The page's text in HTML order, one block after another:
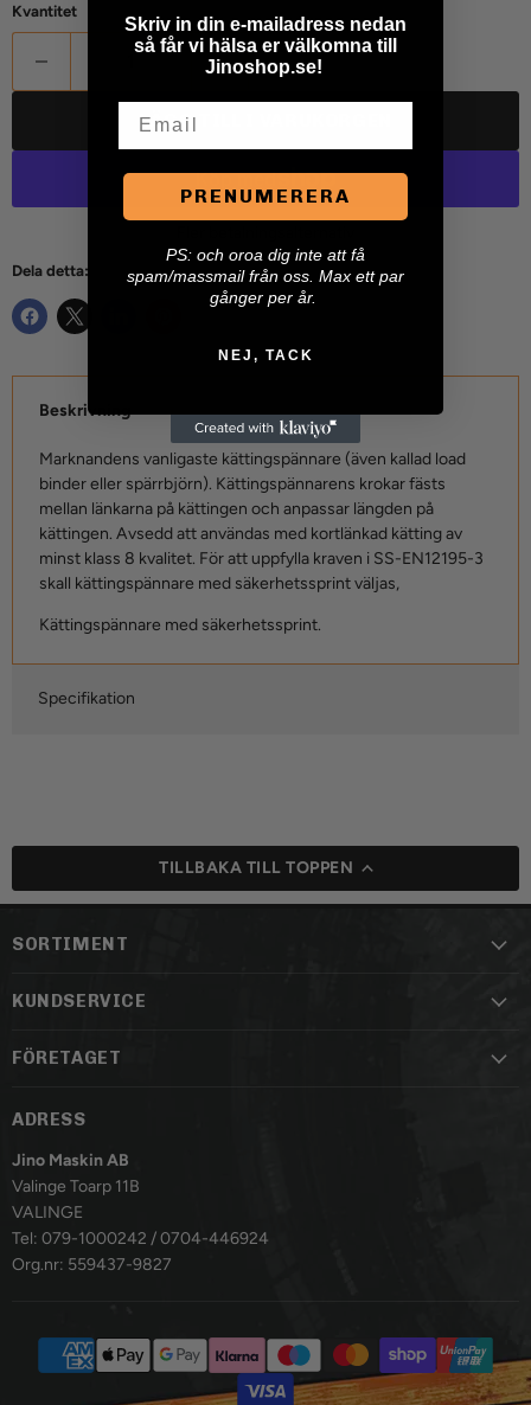
Kvantitet
LÄGG TILL I VARUKORGEN
Dela detta:
Beskrivning
Marknandens vanligaste kättingspännare (även kallad load
binder eller spärrbjörn). Kättingspännarens krokar fästs
mellan länkarna på kättingen och anpassar längden på
kättingen. Avsedd att användas med kortlänkad kätting av
minst klass 8 kvalitet. För att uppfylla kraven i SS-EN12195-3
skall kättingspännare med säkerhetssprint väljas,
Kättingspännare med säkerhetssprint.
Specifikation
TILLBAKA TILL TOPPEN
SORTIMENT
KUNDSERVICE
FÖRETAGET
ADRESS
Jino Maskin AB
Valinge Toarp 11B
VALINGE
Tel: 079-1000242 / 0704-446924
Org.nr: 559437-9827
Skriv in din e-mailadress nedan
så får vi hälsa er välkomna till
Jinoshop.se!
PRENUMERERA
PS: och oroa dig inte att få
spam/massmail från oss. Max ett par
gånger per år.
NEJ, TACK